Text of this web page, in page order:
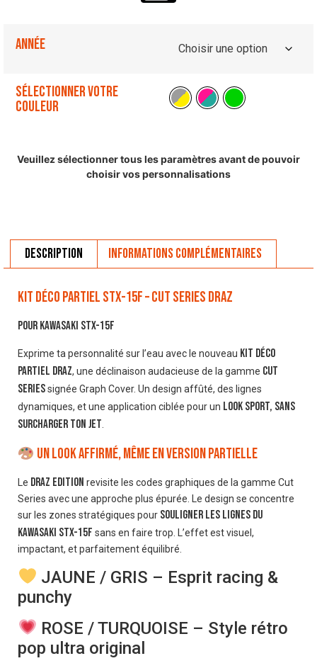
Année
Sélectionner votre
couleur
Veuillez sélectionner tous les paramètres avant de pouvoir
choisir vos personnalisations
Description Informations complémentaires
KIT DÉCO PARTIEL STX-15F – CUT SERIES DRAZ
Pour Kawasaki STX-15F
Exprime ta personnalité sur l’eau avec le nouveau kit déco
partiel DRAZ, une déclinaison audacieuse de la gamme Cut
Seriessignée Graph Cover. Un design affûté, des lignes
dynamiques, et une application ciblée pour un look sport, sans
surcharger ton jet.
Un look affirmé, même en version partielle
Le DRAZ Edition revisite les codes graphiques de la gamme Cut
Series avec une approche plus épurée. Le design se concentre
sur les zones stratégiques pour souligner les lignes du
Kawasaki STX-15F sans en faire trop. L’effet est visuel,
impactant, et parfaitement équilibré.
JAUNE / GRIS – Esprit racing &
punchy
ROSE / TURQUOISE – Style rétro
pop ultra original